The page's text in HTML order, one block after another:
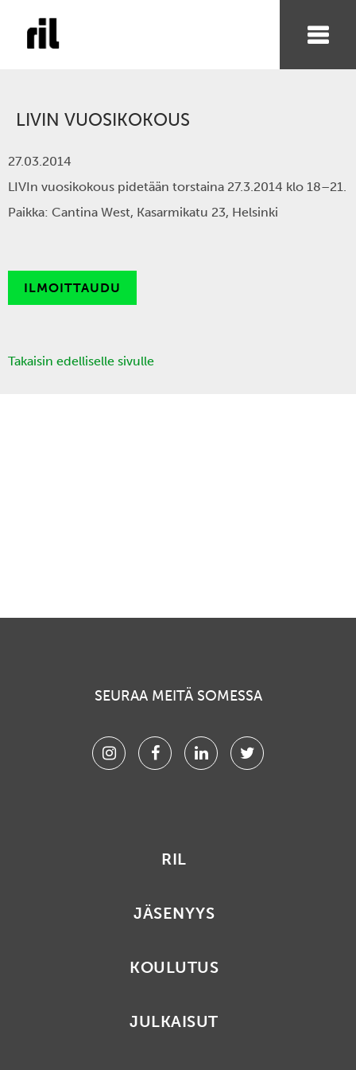
LIVIN VUOSIKOKOUS
27.03.2014
LIVIn vuosikokous pidetään torstaina 27.3.2014 klo 18–21.
Paikka: Cantina West, Kasarmikatu 23, Helsinki
ILMOITTAUDU
Takaisin edelliselle sivulle
SEURAA MEITÄ SOMESSA
InstagramFacebookLinkedinTwitter
RIL
JÄSENYYS
KOULUTUS
JULKAISUT